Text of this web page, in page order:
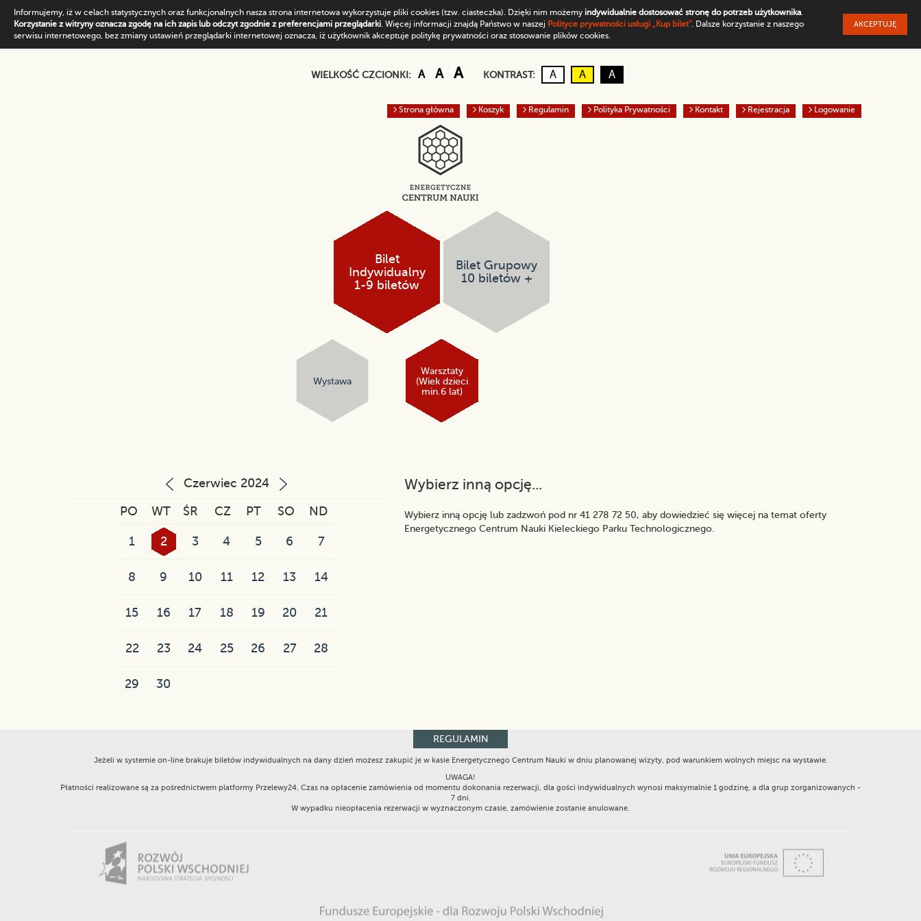
Informujemy, iż w celach statystycznych oraz funkcjonalnych nasza strona internetowa wykorzystuje pliki cookies (tzw. ciasteczka). Dzięki nim możemy indywidualnie dostosować stronę do potrzeb użytkownika.
Korzystanie z witryny oznacza zgodę na ich zapis lub odczyt zgodnie z preferencjami przeglądarki. Więcej informacji znajdą Państwo w naszej Polityce prywatności usługi „Kup bilet”. Dalsze korzystanie z naszego
serwisu internetowego, bez zmiany ustawień przeglądarki internetowej oznacza, iż użytkownik akceptuje politykę prywatności oraz stosowanie plików cookies.
AKCEPTUJĘ
WIELKOŚĆ CZCIONKI: A Domyślny rozmiar czcionki
A Większa czcionka
ANajwiększa czcionka
KONTRAST: AKontrast domyślny
ACzarny tekst na żółtym tle
ABiały tekst na czarnym tle
Strona główna Koszyk Regulamin Polityka Prywatności Kontakt Rejestracja Logowanie
Bilet
Indywidualny
1-9 biletów
Bilet Grupowy
10 biletów +
Wystawa
Warsztaty
(Wiek dzieci
min.6 lat)
Czerwiec 2024
PO WT ŚR CZ PT SO ND
1 2 3 4 5 6 7
8 9 10 11 12 13 14
15 16 17 18 19 20 21
22 23 24 25 26 27 28
29 30
Wybierz inną opcję...
Wybierz inną opcję lub zadzwoń pod nr 41 278 72 50, aby dowiedzieć się więcej na temat oferty
Energetycznego Centrum Nauki Kieleckiego Parku Technologicznego.
REGULAMIN
Jeżeli w systemie on-line brakuje biletów indywidualnych na dany dzień możesz zakupić je w kasie Energetycznego Centrum Nauki w dniu planowanej wizyty, pod warunkiem wolnych miejsc na wystawie.
UWAGA!
Płatności realizowane są za pośrednictwem platformy Przelewy24. Czas na opłacenie zamówienia od momentu dokonania rezerwacji, dla gości indywidualnych wynosi maksymalnie 1 godzinę, a dla grup zorganizowanych -
7 dni.
W wypadku nieopłacenia rezerwacji w wyznaczonym czasie, zamówienie zostanie anulowane.